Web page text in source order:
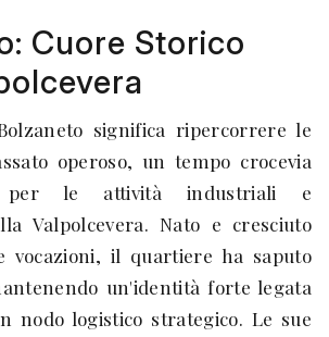
Cuore Storico
significa ripercorrere le
operoso, un tempo crocevia
per le attività industriali e
Valpolcevera. Nato e cresciuto
vocazioni, il quartiere ha saputo
un'identità forte legata
nodo logistico strategico. Le sue